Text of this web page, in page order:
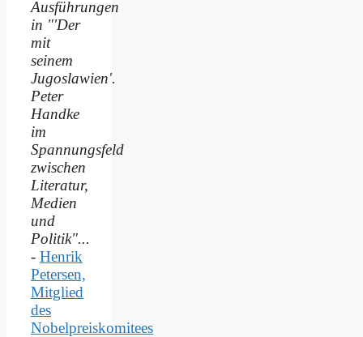
Ausführungen
in "'Der
mit
seinem
Jugoslawien'.
Peter
Handke
im
Spannungsfeld
zwischen
Literatur,
Medien
und
Politik"...
- Henrik
Petersen,
Mitglied
des
Nobelpreiskomitees